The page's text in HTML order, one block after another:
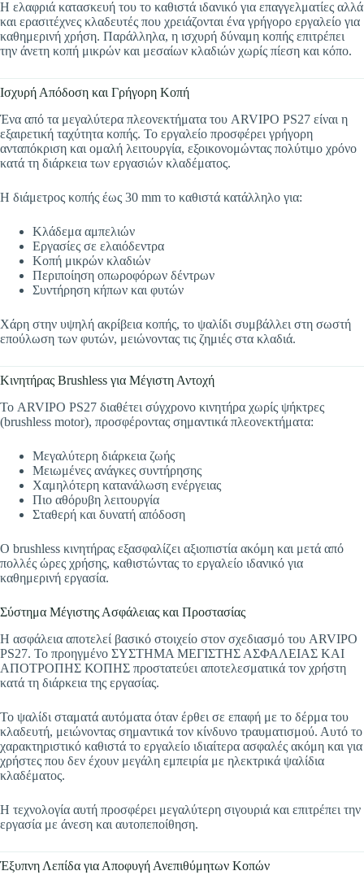
Η ελαφριά κατασκευή του το καθιστά ιδανικό για επαγγελματίες αλλά
και ερασιτέχνες κλαδευτές που χρειάζονται ένα γρήγορο εργαλείο για
καθημερινή χρήση. Παράλληλα, η ισχυρή δύναμη κοπής επιτρέπει
την άνετη κοπή μικρών και μεσαίων κλαδιών χωρίς πίεση και κόπο.
Ισχυρή Απόδοση και Γρήγορη Κοπή
Ένα από τα μεγαλύτερα πλεονεκτήματα του ARVIPO PS27 είναι η
εξαιρετική ταχύτητα κοπής. Το εργαλείο προσφέρει γρήγορη
ανταπόκριση και ομαλή λειτουργία, εξοικονομώντας πολύτιμο χρόνο
κατά τη διάρκεια των εργασιών κλαδέματος.
Η διάμετρος κοπής έως 30 mm το καθιστά κατάλληλο για:
Κλάδεμα αμπελιών
Εργασίες σε ελαιόδεντρα
Κοπή μικρών κλαδιών
Περιποίηση οπωροφόρων δέντρων
Συντήρηση κήπων και φυτών
Χάρη στην υψηλή ακρίβεια κοπής, το ψαλίδι συμβάλλει στη σωστή
επούλωση των φυτών, μειώνοντας τις ζημιές στα κλαδιά.
Κινητήρας Brushless για Μέγιστη Αντοχή
Το ARVIPO PS27 διαθέτει σύγχρονο κινητήρα χωρίς ψήκτρες
(brushless motor), προσφέροντας σημαντικά πλεονεκτήματα:
Μεγαλύτερη διάρκεια ζωής
Μειωμένες ανάγκες συντήρησης
Χαμηλότερη κατανάλωση ενέργειας
Πιο αθόρυβη λειτουργία
Σταθερή και δυνατή απόδοση
Ο brushless κινητήρας εξασφαλίζει αξιοπιστία ακόμη και μετά από
πολλές ώρες χρήσης, καθιστώντας το εργαλείο ιδανικό για
καθημερινή εργασία.
Σύστημα Μέγιστης Ασφάλειας και Προστασίας
Η ασφάλεια αποτελεί βασικό στοιχείο στον σχεδιασμό του ARVIPO
PS27. Το προηγμένο ΣΥΣΤΗΜΑ ΜΕΓΙΣΤΗΣ ΑΣΦΑΛΕΙΑΣ ΚΑΙ
ΑΠΟΤΡΟΠΗΣ ΚΟΠΗΣ προστατεύει αποτελεσματικά τον χρήστη
κατά τη διάρκεια της εργασίας.
Το ψαλίδι σταματά αυτόματα όταν έρθει σε επαφή με το δέρμα του
κλαδευτή, μειώνοντας σημαντικά τον κίνδυνο τραυματισμού. Αυτό το
χαρακτηριστικό καθιστά το εργαλείο ιδιαίτερα ασφαλές ακόμη και για
χρήστες που δεν έχουν μεγάλη εμπειρία με ηλεκτρικά ψαλίδια
κλαδέματος.
Η τεχνολογία αυτή προσφέρει μεγαλύτερη σιγουριά και επιτρέπει την
εργασία με άνεση και αυτοπεποίθηση.
Έξυπνη Λεπίδα για Αποφυγή Ανεπιθύμητων Κοπών